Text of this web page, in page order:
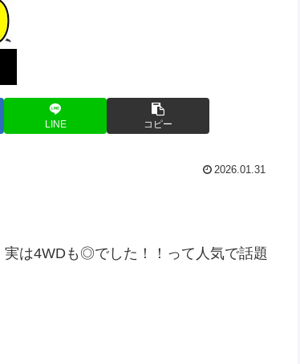
LINE コピー
2026.01.31
実は4WDも◎でした！！って人気で話題